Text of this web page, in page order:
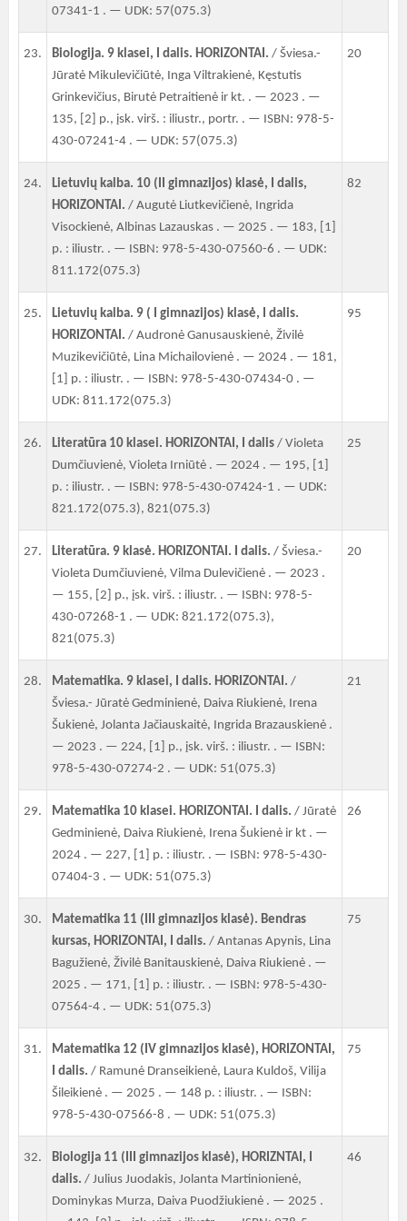
07341-1 . — UDK: 57(075.3)
23. Biologija. 9 klasei, I dalis. HORIZONTAI. / Šviesa.-
Jūratė Mikulevičiūtė, Inga Viltrakienė, Kęstutis
Grinkevičius, Birutė Petraitienė ir kt. . — 2023 . —
135, [2] p., įsk. virš. : iliustr., portr. . — ISBN: 978-5-
430-07241-4 . — UDK: 57(075.3)
20
24.
Lietuvių kalba. 10 (II gimnazijos) klasė, I dalis,
HORIZONTAI. / Augutė Liutkevičienė, Ingrida
Visockienė, Albinas Lazauskas . — 2025 . — 183, [1]
p. : iliustr. . — ISBN: 978-5-430-07560-6 . — UDK:
811.172(075.3)
82
25.
Lietuvių kalba. 9 ( I gimnazijos) klasė, I dalis.
HORIZONTAI. / Audronė Ganusauskienė, Živilė
Muzikevičiūtė, Lina Michailovienė . — 2024 . — 181,
[1] p. : iliustr. . — ISBN: 978-5-430-07434-0 . —
UDK: 811.172(075.3)
95
26. Literatūra 10 klasei. HORIZONTAI, I dalis / Violeta
Dumčiuvienė, Violeta Irniūtė . — 2024 . — 195, [1]
p. : iliustr. . — ISBN: 978-5-430-07424-1 . — UDK:
821.172(075.3), 821(075.3)
25
27. Literatūra. 9 klasė. HORIZONTAI. I dalis. / Šviesa.-
Violeta Dumčiuvienė, Vilma Dulevičienė . — 2023 .
— 155, [2] p., įsk. virš. : iliustr. . — ISBN: 978-5-
430-07268-1 . — UDK: 821.172(075.3),
821(075.3)
20
28. Matematika. 9 klasei, I dalis. HORIZONTAI. /
Šviesa.- Jūratė Gedminienė, Daiva Riukienė, Irena
Šukienė, Jolanta Jačiauskaitė, Ingrida Brazauskienė .
— 2023 . — 224, [1] p., įsk. virš. : iliustr. . — ISBN:
978-5-430-07274-2 . — UDK: 51(075.3)
21
29. Matematika 10 klasei. HORIZONTAI. I dalis. / Jūratė
Gedminienė, Daiva Riukienė, Irena Šukienė ir kt . —
2024 . — 227, [1] p. : iliustr. . — ISBN: 978-5-430-
07404-3 . — UDK: 51(075.3)
26
30.
Matematika 11 (III gimnazijos klasė). Bendras
kursas, HORIZONTAI, I dalis. / Antanas Apynis, Lina
Bagužienė, Živilė Banitauskienė, Daiva Riukienė . —
2025 . — 171, [1] p. : iliustr. . — ISBN: 978-5-430-
07564-4 . — UDK: 51(075.3)
75
31.
Matematika 12 (IV gimnazijos klasė), HORIZONTAI,
I dalis. / Ramunė Dranseikienė, Laura Kuldoš, Vilija
Šileikienė . — 2025 . — 148 p. : iliustr. . — ISBN:
978-5-430-07566-8 . — UDK: 51(075.3)
75
32.
Biologija 11 (III gimnazijos klasė), HORIZNTAI, I
dalis. / Julius Juodakis, Jolanta Martinionienė,
Dominykas Murza, Daiva Puodžiukienė . — 2025 .
46